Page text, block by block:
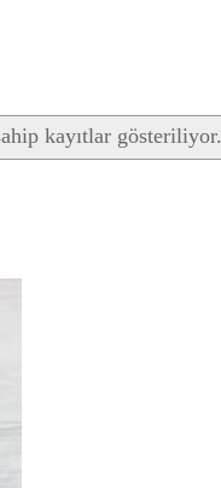
kayıtlar gösteriliyor.